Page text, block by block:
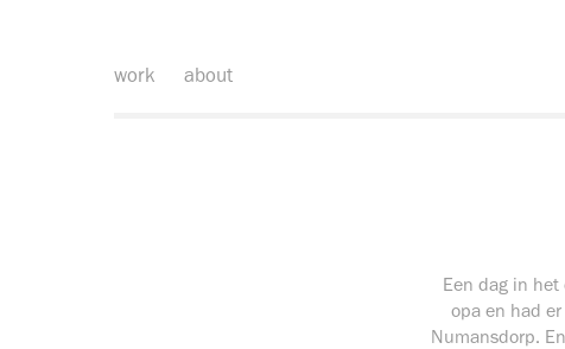
work about
Een dag in
opa en had
Numansdorp.